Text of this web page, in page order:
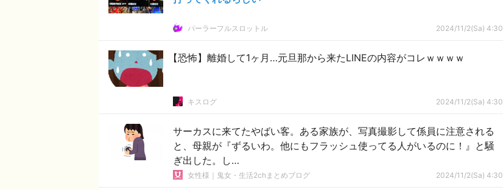
パーラーフルスロットル 2024/11/2(Sa) 4:30
【恐怖】離婚して1ヶ月…元旦那から来たLINEの内容がコレｗｗｗｗ
キスログ 2024/11/2(Sa) 4:30
サーカスに来てたやばい客。ある家族が、写真撮影して係員に注意される
と、母親が『ずるいわ。他にもフラッシュ使ってる人がいるのに！』と騒
ぎ出した。し…
女性様｜鬼女・生活2chまとめブログ 2024/11/2(Sa) 4:30